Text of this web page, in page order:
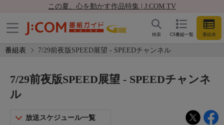
この夏、心を動かす作品特集 | J:COM TV
CS番組一覧 番組表
検索
番組表 7/29前夜版SPEED展望 - SPEEDチャンネル
7/29前夜版SPEED展望 - SPEEDチャンネ
ル
放送スケジュール一覧